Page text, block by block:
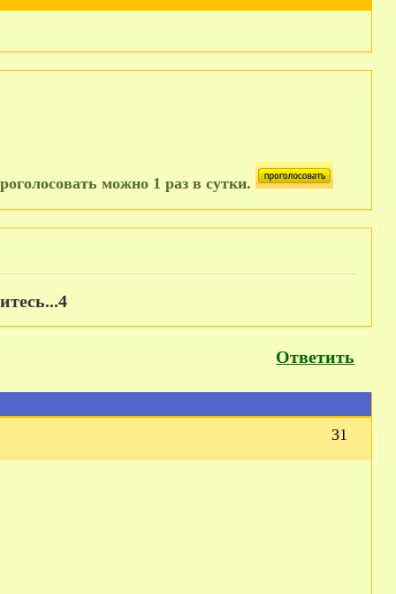
можно 1 раз в сутки.
Ответить
31